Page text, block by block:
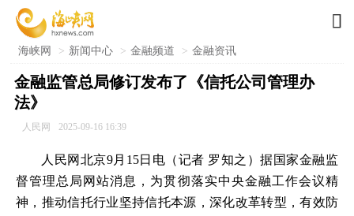

海峡网 > 新闻中心 > 金融频道 > 金融资讯
金融监管总局修订发布了《信托公司管理办
法》
人民网 2025-09-16 16:39
人民网北京9月15日电（记者 罗知之）据国家金融监
督管理总局网站消息，为贯彻落实中央金融工作会议精
神，推动信托行业坚持信托本源，深化改革转型，有效防